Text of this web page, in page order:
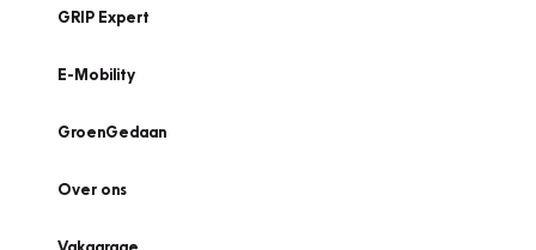
GRIP Expert
E-Mobility
GroenGedaan
Over ons